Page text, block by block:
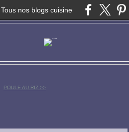
Tous nos blogs cuisine
POULE AU RIZ >>